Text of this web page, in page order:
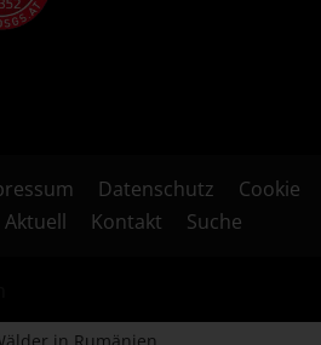
Datenschutz
Cookie
Aktuell Kontakt Suche